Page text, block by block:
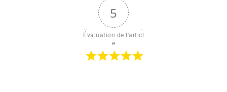
5
Évaluation de l'articl
e